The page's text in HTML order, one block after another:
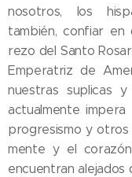
nosotros, los
también, confiar en
rezo del Santo
Emperatriz de
nuestras suplicas
actualmente
progresismo y
mente y el
encuentran alejados